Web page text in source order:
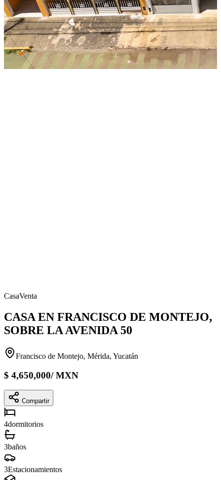
CasaVenta
CASA EN FRANCISCO DE MONTEJO,
SOBRE LA AVENIDA 50
Francisco de Montejo, Mérida, Yucatán
$ 4,650,000/MXN
Compartir
4dormitorios
3baños
3Estacionamientos